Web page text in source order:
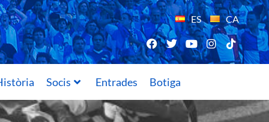
ES CA
Socis Entrades Botiga